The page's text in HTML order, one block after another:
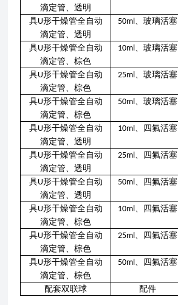
滴定管、透明
具U形干燥管全自动
滴定管、透明
50ml 、玻璃活塞
具U形干燥管全自动
滴定管、棕色
10ml 、玻璃活塞
具U形干燥管全自动
滴定管、棕色
25ml 、玻璃活塞
具U形干燥管全自动
滴定管、棕色
50ml 、玻璃活塞
具U形干燥管全自动
滴定管、透明
10ml 、四氟活塞
具U形干燥管全自动
滴定管、透明
25ml 、四氟活塞
具U形干燥管全自动
滴定管、透明
50ml 、四氟活塞
具U形干燥管全自动
滴定管、棕色
10ml 、四氟活塞
具U形干燥管全自动
滴定管、棕色
25ml 、四氟活塞
具U形干燥管全自动
滴定管、棕色
50ml 、四氟活塞
配套双联球 配件